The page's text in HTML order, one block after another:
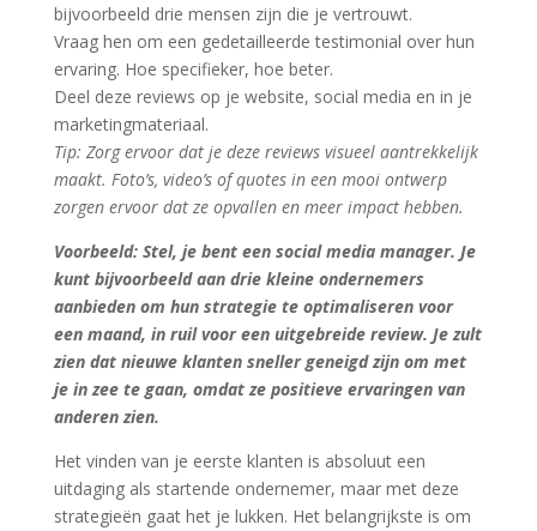
bijvoorbeeld drie mensen zijn die je vertrouwt.
Vraag hen om een gedetailleerde testimonial over hun
ervaring. Hoe specifieker, hoe beter.
Deel deze reviews op je website, social media en in je
marketingmateriaal.
Tip: Zorg ervoor dat je deze reviews visueel aantrekkelijk
maakt. Foto’s, video’s of quotes in een mooi ontwerp
zorgen ervoor dat ze opvallen en meer impact hebben.
Voorbeeld: Stel, je bent een social media manager. Je
kunt bijvoorbeeld aan drie kleine ondernemers
aanbieden om hun strategie te optimaliseren voor
een maand, in ruil voor een uitgebreide review. Je zult
zien dat nieuwe klanten sneller geneigd zijn om met
je in zee te gaan, omdat ze positieve ervaringen van
anderen zien.
Het vinden van je eerste klanten is absoluut een
uitdaging als startende ondernemer, maar met deze
strategieën gaat het je lukken. Het belangrijkste is om